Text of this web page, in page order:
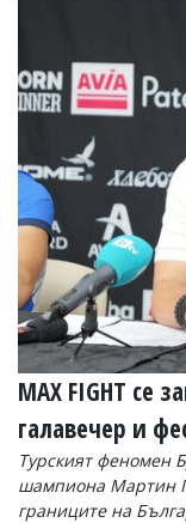
MAX FIGHT се
галавечер и
Турският феномен
шампиона Мартин
границите на